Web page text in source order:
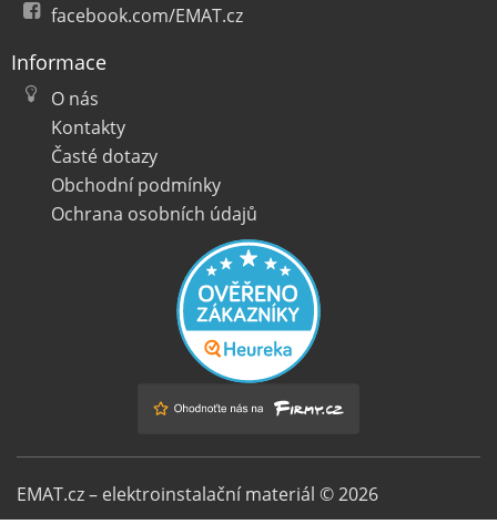
facebook.com/EMAT.cz
Informace
O nás
Kontakty
Časté dotazy
Obchodní podmínky
Ochrana osobních údajů
EMAT.cz – elektroinstalační materiál © 2026